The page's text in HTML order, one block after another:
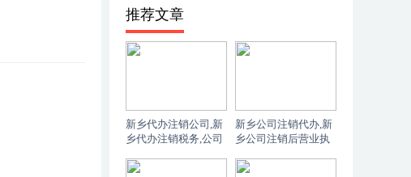
推荐文章
新乡代办注销公司,新
乡代办注销税务,公司
社保事宜如何处理？
新乡公司注销代办,新
乡公司注销后营业执
是怎样的？